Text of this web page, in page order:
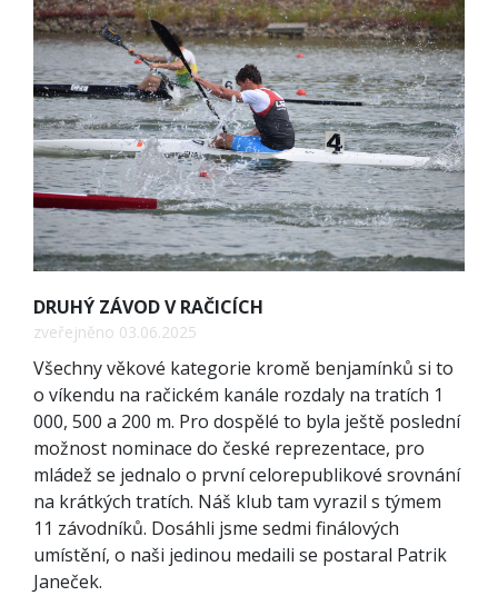
DRUHÝ ZÁVOD V RAČICÍCH
zveřejněno 03.06.2025
Všechny věkové kategorie kromě benjamínků si to
o víkendu na račickém kanále rozdaly na tratích 1
000, 500 a 200 m. Pro dospělé to byla ještě poslední
možnost nominace do české reprezentace, pro
mládež se jednalo o první celorepublikové srovnání
na krátkých tratích. Náš klub tam vyrazil s týmem
11 závodníků. Dosáhli jsme sedmi finálových
umístění, o naši jedinou medaili se postaral Patrik
Janeček.